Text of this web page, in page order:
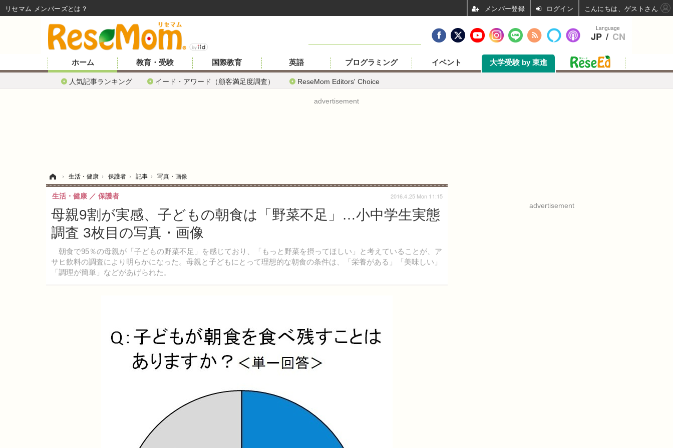
ホーム
人気記事ランキング イード・アワード（顧客満足度調査） ReseMom Editors' Choice
教育・受験 国際教育 英語 プログラミング イベント 大学受験 by 東進
advertisement
› 生活・健康 › 保護者 › 記事 › 写真・画像
母親9割が実感、子どもの朝食は「野菜不足」…小中学生実態
調査 3枚目の写真・画像
朝食で95％の母親が「子どもの野菜不足」を感じており、「もっと野菜を摂ってほしい」と考えていることが、ア
サヒ飲料の調査により明らかになった。母親と子どもにとって理想的な朝食の条件は、「栄養がある」「美味しい」
「調理が簡単」などがあげられた。
生活・健康 保護者
2016.4.25 Mon 11:15
advertisement
Language
JP / CN
リセマム メンバーズ ログイン こんにちは、ゲストさん